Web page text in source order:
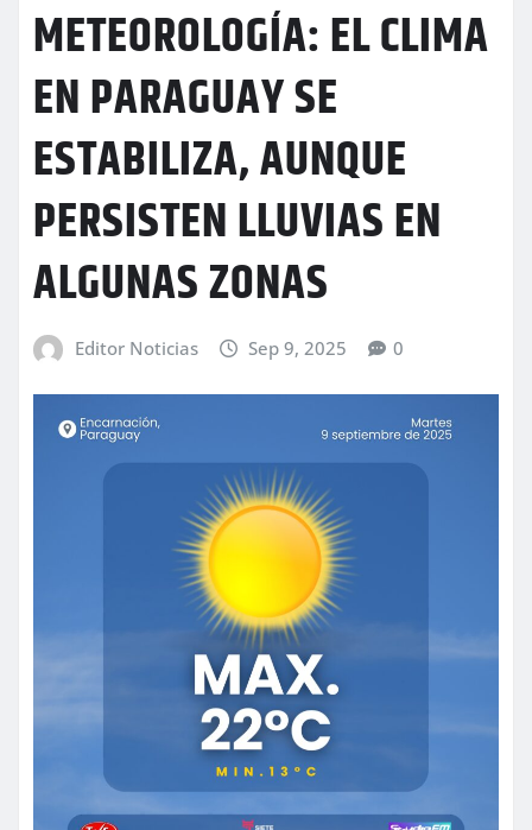
METEOROLOGÍA: EL CLIMA
EN PARAGUAY SE
ESTABILIZA, AUNQUE
PERSISTEN LLUVIAS EN
ALGUNAS ZONAS
Editor Noticias Sep 9, 2025 0